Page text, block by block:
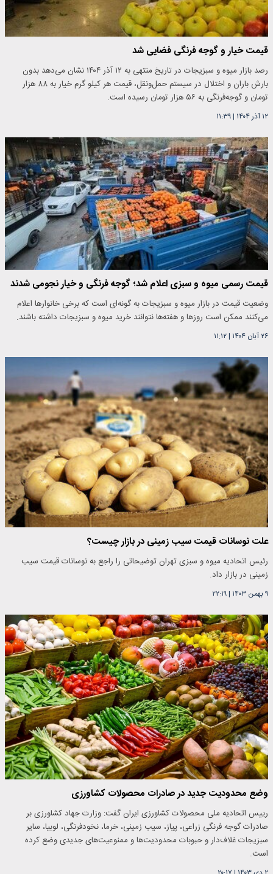
قیمت خیار و گوجه فرنگی فضایی شد
رصد بازار میوه و سبزیجات در تاریخ منتهی به ۱۲ آذر ۱۴۰۴ نشان می‌دهد بدون
بارش باران و اختلال در سیستم حمل‌ونقل، قیمت هر کیلو گرم خیار به ۸۸ هزار
تومان و گوجه‌فرنگی به ۵۶ هزار تومان رسیده است.
۱۲ آذر ۱۴۰۴ |۱۱:۳۹
قیمت رسمی میوه و سبزی اعلام شد؛ گوجه فرنگی و خیار نجومی شدند
وضعیت قیمت در بازار میوه و سبزیجات به گونه‌ای است که برخی خانوارها اعلام
می‌کنند ممکن است روزها و هفته‌ها نتوانند خرید میوه و سبزیجات داشته باشند.
۲۶ آبان ۱۴۰۴ |۱۱:۱۲
علت نوسانات قیمت سیب زمینی در بازار چیست؟
رئیس اتحادیه میوه و سبزی تهران توضیحاتی را راجع به نوسانات قیمت سیب
زمینی در بازار داد.
۹ بهمن ۱۴۰۳ |۲۲:۱۹
وضع محدودیت جدید در صادرات محصولات کشاورزی
رییس اتحادیه ملی محصولات کشاورزی ایران گفت: وزارت جهاد کشاورزی بر
صادرات گوجه فرنگی زراعی، پیاز، سیب زمینی، خرما، نخودفرنگی، لوبیا، سایر
سبزیجات غلاف‌دار و حبوبات محدودیت‌ها و ممنوعیت‌های جدیدی وضع کرده
است.